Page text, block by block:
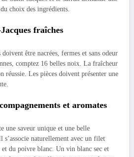
choix des ingrédients.
fraîches
être nacrées, fermes et sans odeur
comptez 16 belles noix. La fraîcheur
réussie. Les pièces doivent présenter une
et aromates
une saveur unique et une belle
naturellement avec un filet
du poivre blanc. Un vin blanc sec et